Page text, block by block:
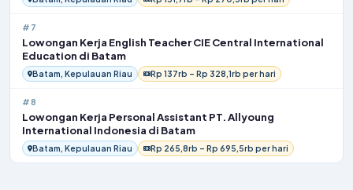
#7
Lowongan Kerja English Teacher CIE Central International
Education di Batam
Batam, Kepulauan Riau Rp 137rb – Rp 328,1rb per hari
#8
Lowongan Kerja Personal Assistant PT. Allyoung
International Indonesia di Batam
Batam, Kepulauan Riau Rp 265,8rb – Rp 695,5rb per hari